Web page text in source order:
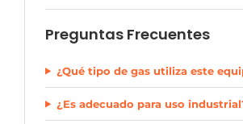
Preguntas Frecuentes
¿Qué tipo de gas utiliza este
¿Es adecuado para uso